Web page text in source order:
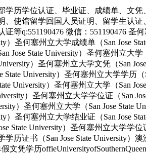
历学位认证、毕业证、成绩单、文
使馆留学回国人员证明、留学生认
q:551190476 微信：551190476 圣
）圣何塞州立大学成绩单（San Jose
Jose State University）圣何塞州立大
）圣何塞州立大学文凭（San
State University）圣何塞州立大学学
University）圣何塞州立大学（San
）圣何塞州立大学学位证（San
）圣何塞州立大学（San Jose
）圣何塞州立大学结业证（San Jose
State University）圣何塞州立大学学
学历证书（San Jose State University
凭学历